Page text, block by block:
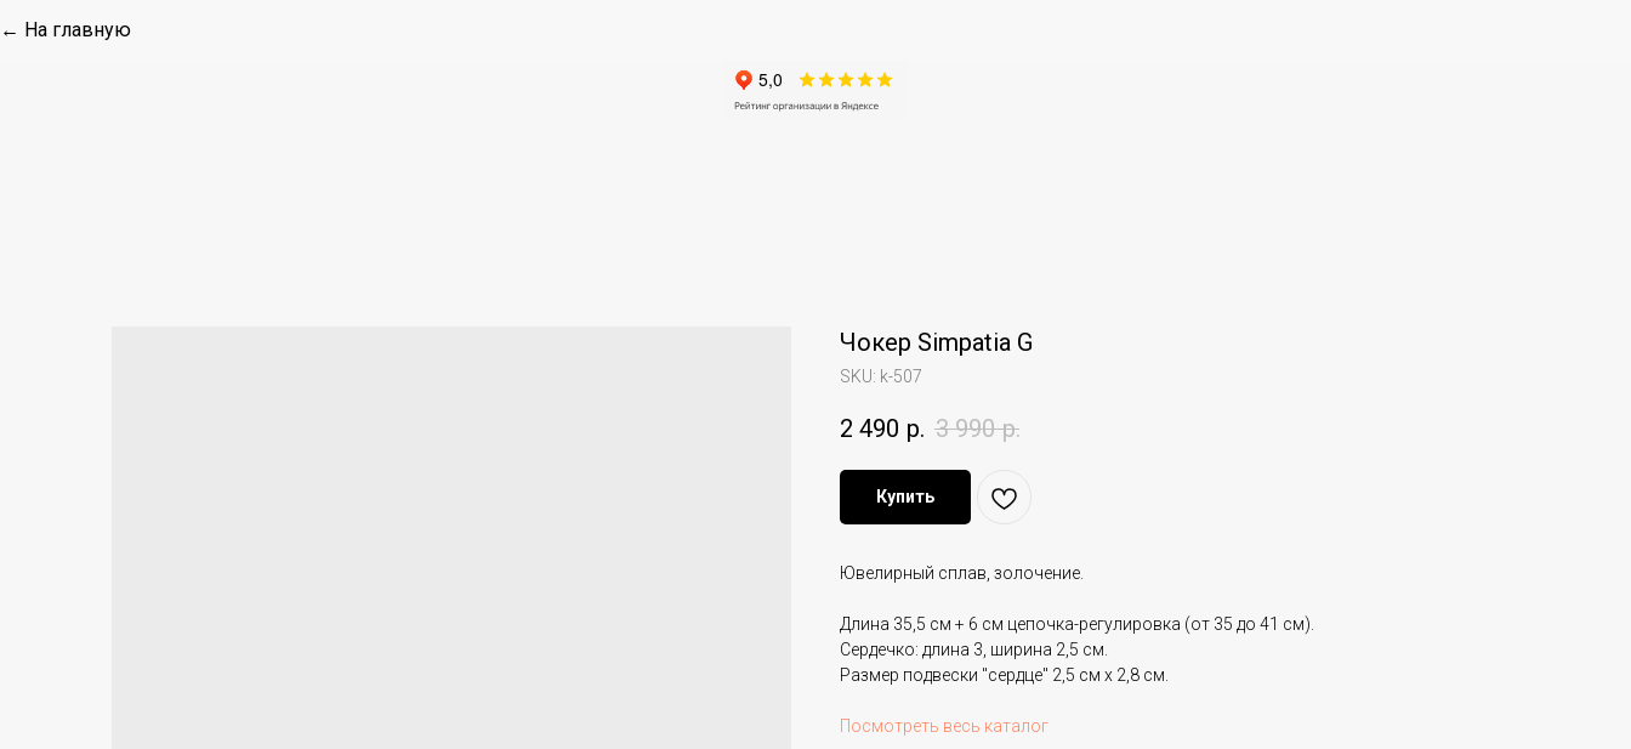
← На главную
Чокер Simpatia G
SKU: k-507
2 490 р. 3 990 р.
Купить
Ювелирный сплав, золочение.
Длина 35,5 см + 6 см цепочка-регулировка (от 35 до 41 см).
Сердечко: длина 3, ширина 2,5 см.
Размер подвески "сердце" 2,5 см х 2,8 см.
Посмотреть весь каталог